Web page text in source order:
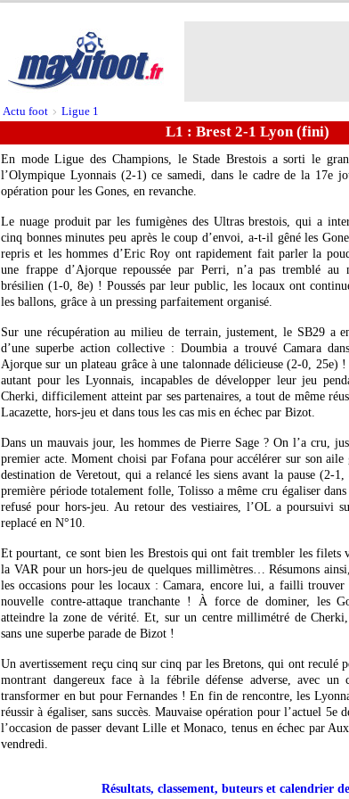
Actu foot > Ligue 1
L1 : Brest 2-1 Lyon (fini)
En mode Ligue des Champions, le Stade Brestois a sorti le
l’Olympique Lyonnais (2-1) ce samedi, dans le cadre de la 17e
opération pour les Gones, en revanche.
Le nuage produit par les fumigènes des Ultras brestois, qui a
cinq bonnes minutes peu après le coup d’envoi, a-t-il gêné les
repris et les hommes d’Eric Roy ont rapidement fait parler la
une frappe d’Ajorque repoussée par Perri, n’a pas tremblé au
brésilien (1-0, 8e) ! Poussés par leur public, les locaux ont
les ballons, grâce à un pressing parfaitement organisé.
Sur une récupération au milieu de terrain, justement, le SB29 a
d’une superbe action collective : Doumbia a trouvé Camara
Ajorque sur un plateau grâce à une talonnade délicieuse (2-0,
autant pour les Lyonnais, incapables de développer leur jeu
Cherki, difficilement atteint par ses partenaires, a tout de même
Lacazette, hors-jeu et dans tous les cas mis en échec par Bizot.
Dans un mauvais jour, les hommes de Pierre Sage ? On l’a cru,
premier acte. Moment choisi par Fofana pour accélérer sur son aile
destination de Veretout, qui a relancé les siens avant la pause (2-
première période totalement folle, Tolisso a même cru égaliser
refusé pour hors-jeu. Au retour des vestiaires, l’OL a poursuivi
replacé en N°10.
Et pourtant, ce sont bien les Brestois qui ont fait trembler les filets
la VAR pour un hors-jeu de quelques millimètres… Résumons
les occasions pour les locaux : Camara, encore lui, a failli
nouvelle contre-attaque tranchante ! À force de dominer, les
atteindre la zone de vérité. Et, sur un centre millimétré de
sans une superbe parade de Bizot !
Un avertissement reçu cinq sur cinq par les Bretons, qui ont reculé
montrant dangereux face à la fébrile défense adverse, avec
transformer en but pour Fernandes ! En fin de rencontre, les
réussir à égaliser, sans succès. Mauvaise opération pour l’actuel 5e
l’occasion de passer devant Lille et Monaco, tenus en échec par
vendredi.
Résultats, classement, buteurs et calendrier